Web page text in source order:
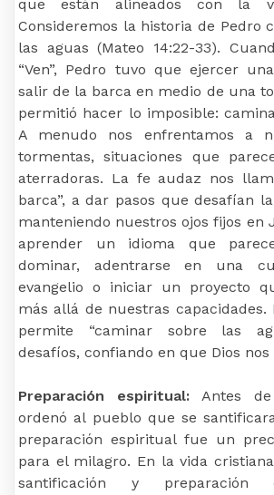
que están alineados con la
Consideremos la historia de Pedro
las aguas (Mateo 14:22-33).
“Ven”, Pedro tuvo que ejercer
salir de la barca en medio de una
permitió hacer lo imposible:
A menudo nos enfrentamos a
tormentas, situaciones que
aterradoras. La fe audaz nos
barca”, a dar pasos que desafían
manteniendo nuestros ojos fijos en
aprender un idioma que
dominar, adentrarse en una
evangelio o iniciar un proyecto
más allá de nuestras capacidades.
permite “caminar sobre las
desafíos, confiando en que Dios nos
Preparación espiritual: Antes
ordenó al pueblo que se
preparación espiritual fue un
para el milagro. En la vida
santificación y preparación